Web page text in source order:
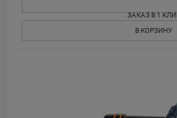
ЗАКАЗ В 1
В КОРЗИНУ